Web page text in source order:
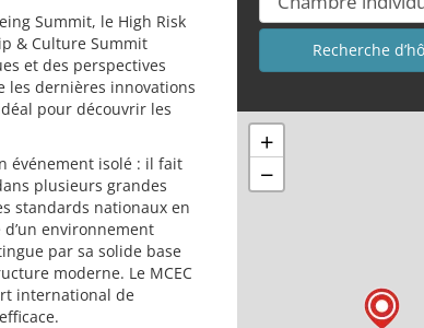
Summit, le High Risk
& Culture Summit
et des perspectives
les dernières innovations
pour découvrir les
événement isolé : il fait
plusieurs grandes
standards nationaux en
environnement
par sa solide base
moderne. Le MCEC
international de
+
−